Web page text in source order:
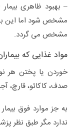
– بهبود ظاهری
مشخص شود اما این
مشخص می گردد.
مواد غذایی که
خوردن یا پختن هر
صدف، کاکائو، قارچ،
به جز موارد فوق
ندارد مگر طبق نظر